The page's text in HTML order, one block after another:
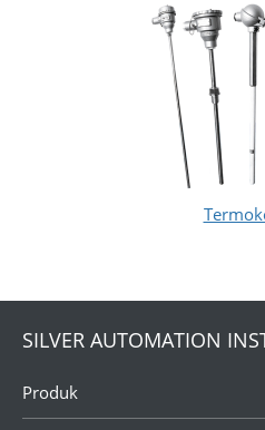
SILVER AUTOMATION
Produk